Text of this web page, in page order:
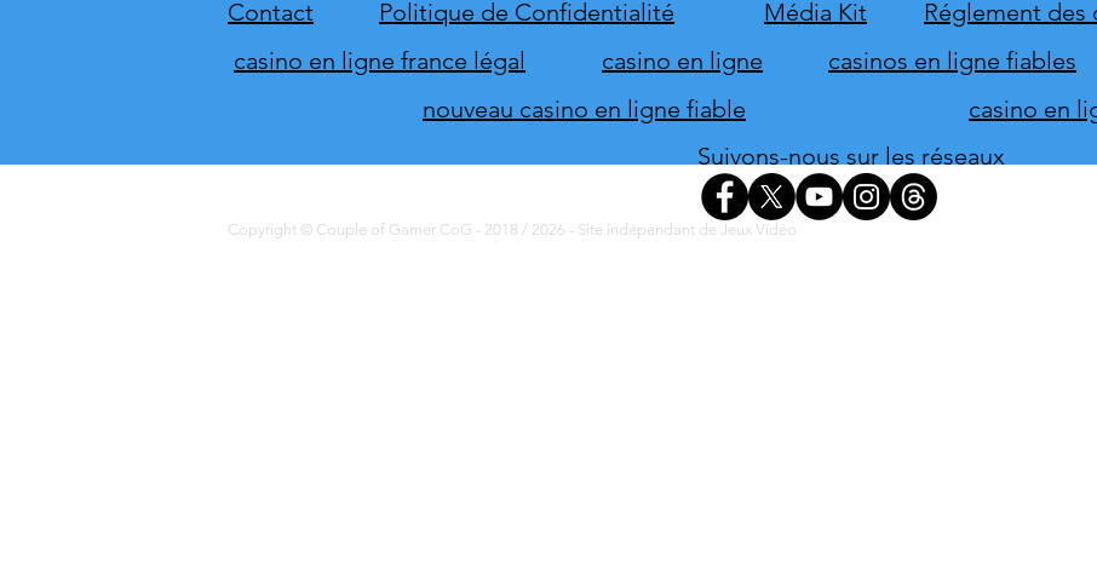
Contact Politique de Confidentialité Média Kit
Réglement des
casino en ligne france légal
casino en ligne
casinos en ligne fiables
nouveau casino en ligne fiable
casino en
Suivons-nous sur les réseaux
Copyright © Couple of Gamer CoG - 2018 / 2026 - Site indépendant de Jeux Vidéo